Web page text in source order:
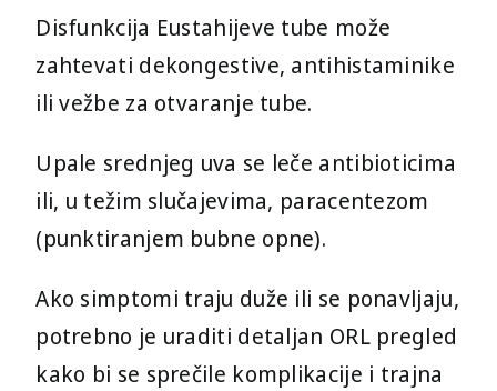
Disfunkcija Eustahijeve tube može
zahtevati dekongestive, antihistaminike
ili vežbe za otvaranje tube.
Upale srednjeg uva se leče antibioticima
ili, u težim slučajevima, paracentezom
(punktiranjem bubne opne).
Ako simptomi traju duže ili se ponavljaju,
potrebno je uraditi detaljan ORL pregled
kako bi se sprečile komplikacije i trajna